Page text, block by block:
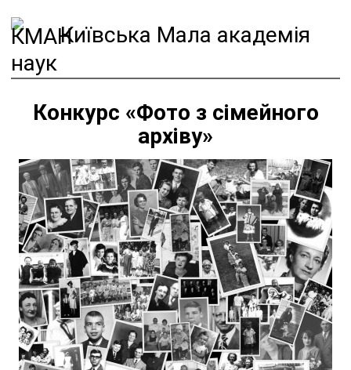
Київська Мала академія
наук
Конкурс «Фото з сімейного
архіву»